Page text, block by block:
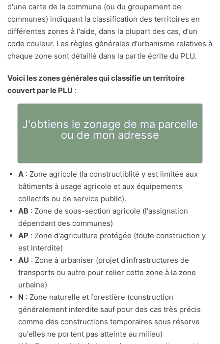
d'une carte de la commune (ou du groupement de
communes) indiquant la classification des territoires en
différentes zones à l'aide, dans la plupart des cas, d'un
code couleur. Les règles générales d'urbanisme relatives à
chaque zone sont détaillé dans la partie écrite du PLU.
Voici les zones générales qui classifie un territoire
couvert par le PLU :
J'obtiens le zonage de ma parcelle
ou de mon adresse
A : Zone agricole (la constructiblité y est limitée aux
bâtiments à usage agricole et aux équipements
collectifs ou de service public).
AB : Zone de sous-section agricole (l'assignation
dépendant des communes)
AP : Zone d'agriculture protégée (toute construction y
est interdite)
AU : Zone à urbaniser (projet d'infrastructures de
transports ou autre pour relier cette zone à la zone
urbaine)
N : Zone naturelle et forestière (construction
généralement interdite sauf pour des cas très précis
comme des constructions temporaires sous réserve
qu'elles ne portent pas atteinte au milieu)